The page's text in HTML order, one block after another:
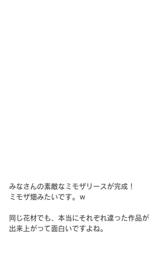
みなさんの素敵なミモザリースが完成！
ミモザ畑みたいです。ｗ
同じ花材でも、本当にそれぞれ違った作品が
出来上がって面白いですよね。